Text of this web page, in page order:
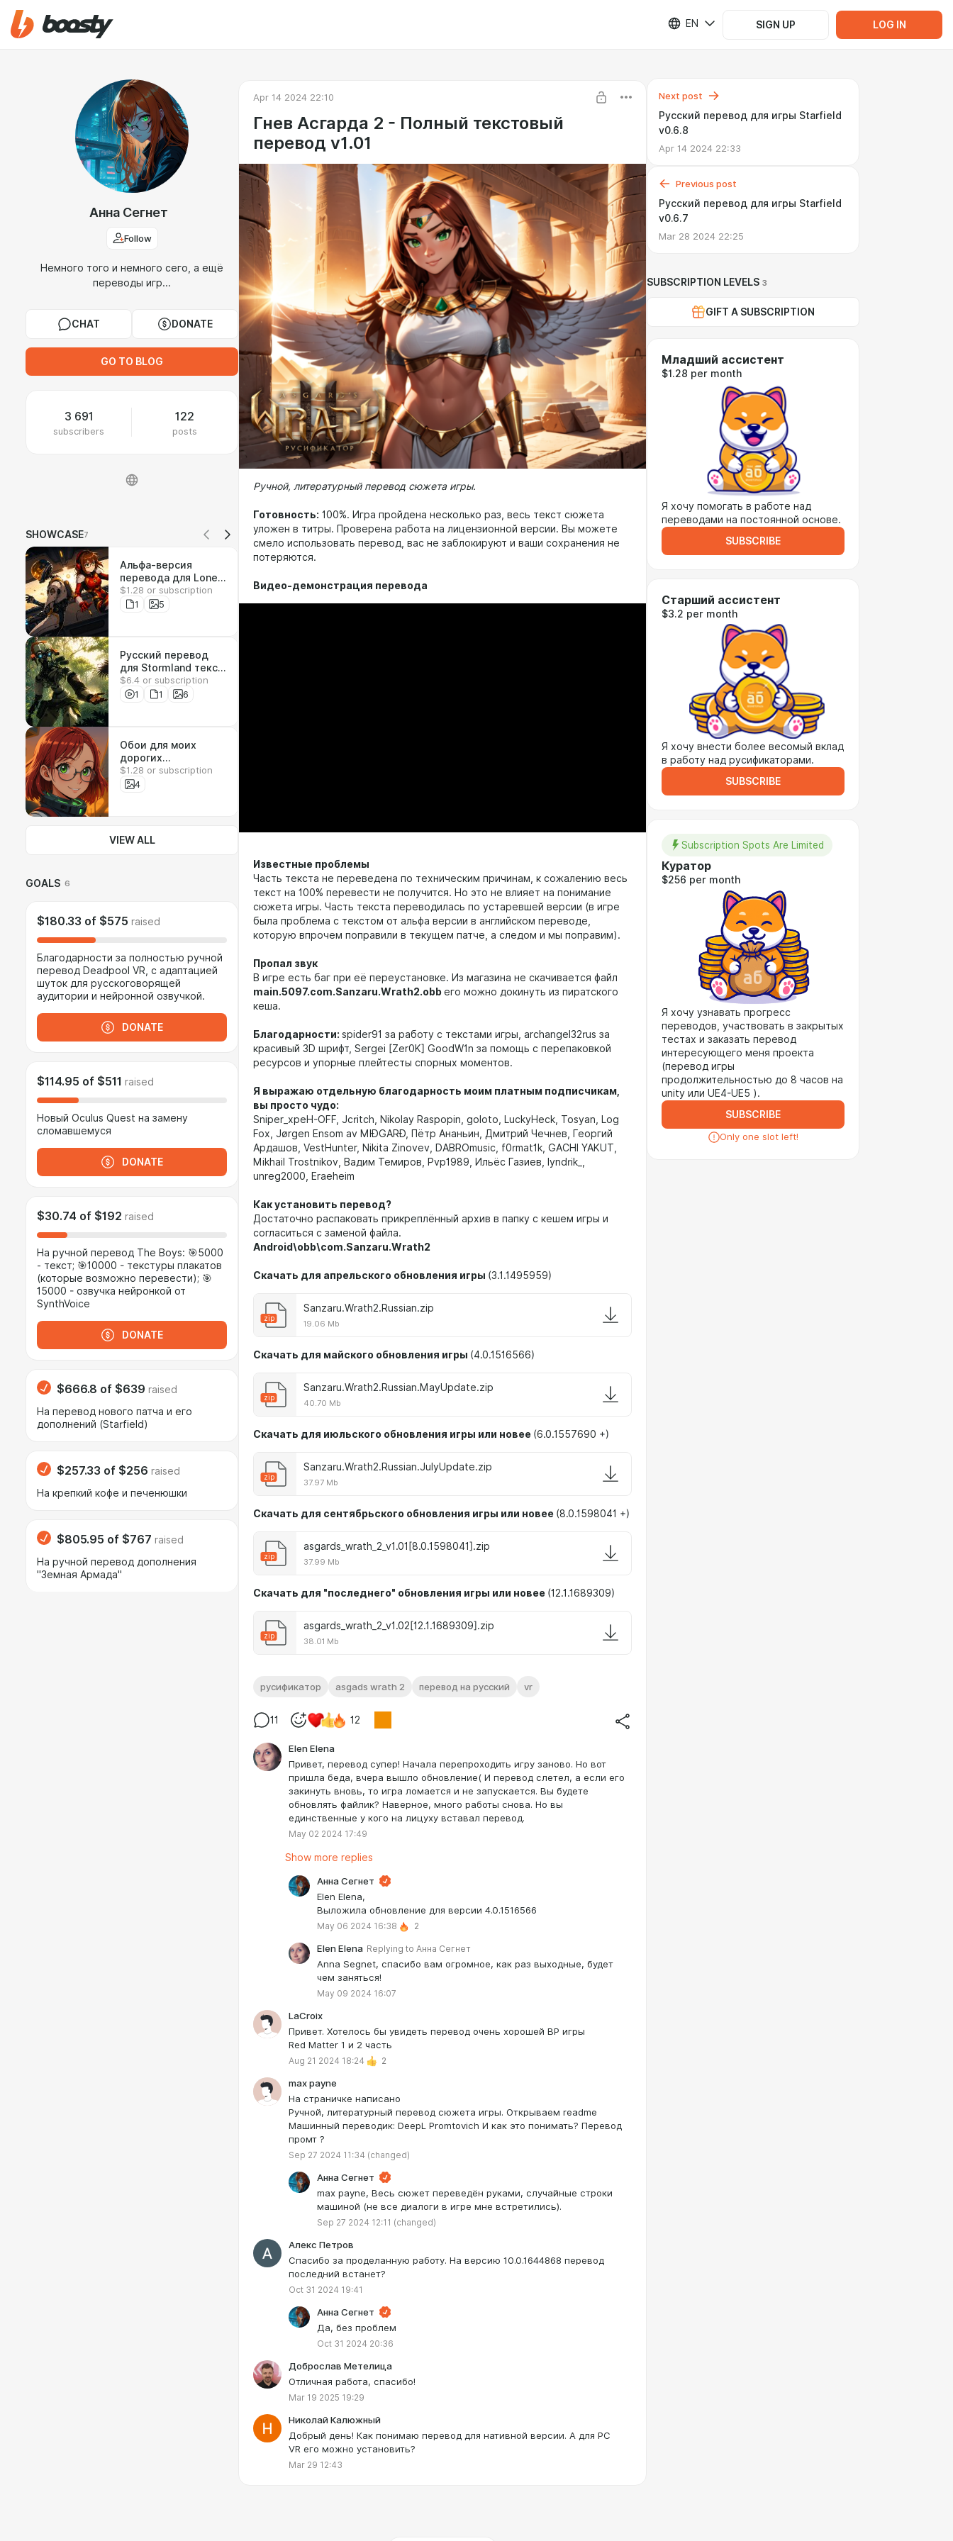
EN SIGN UP LOG IN
Анна Сегнет
Follow
Немного того и немного сего, а ещё
переводы игр...
CHAT DONATE
GO TO BLOG
3 691
subscribers
122
posts
SHOWCASE7
Альфа-версия
перевода для Lone
Echo
$1.28 or subscription
1
5
Русский перевод
для Stormland текст
+ озвучка
$6.4 or subscription
1
1 6
Обои для моих
дорогих
подписчиков
$1.28 or subscription
4
VIEW ALL
GOALS 6
$180.33 of $575 raised
Благодарности за полностью ручной
перевод Deadpool VR, с адаптацией
шуток для русскоговорящей
аудитории и нейронной озвучкой.
DONATE
$114.95 of $511 raised
Новый Oculus Quest на замену
сломавшемуся
DONATE
$30.74 of $192 raised
На ручной перевод The Boys: 🎯5000
- текст; 🎯10000 - текстуры плакатов
(которые возможно перевести); 🎯
15000 - озвучка нейронкой от
SynthVoice
DONATE
$666.8 of $639 raised
На перевод нового патча и его
дополнений (Starfield)
$257.33 of $256 raised
На крепкий кофе и печенюшки
$805.95 of $767 raised
На ручной перевод дополнения
"Земная Армада"
Apr 14 2024 22:10
Гнев Асгарда 2 - Полный текстовый
перевод v1.01
Ручной, литературный перевод сюжета игры.
Готовность: 100%. Игра пройдена несколько раз, весь текст сюжета
уложен в титры. Проверена работа на лицензионной версии. Вы можете
смело использовать перевод, вас не заблокируют и ваши сохранения не
потеряются.
Видео-демонстрация перевода
Известные проблемы
Часть текста не переведена по техническим причинам, к сожалению весь
текст на 100% перевести не получится. Но это не влияет на понимание
сюжета игры. Часть текста переводилась по устаревшей версии (в игре
была проблема с текстом от альфа версии в английском переводе,
которую впрочем поправили в текущем патче, а следом и мы поправим).
Пропал звук
В игре есть баг при её переустановке. Из магазина не скачивается файл
main.5097.com.Sanzaru.Wrath2.obbего можно докинуть из пиратского
кеша.
Благодарности: spider91 за работу с текстами игры, archangel32rus за
красивый 3D шрифт, Sergei [Zer0K] GoodW1n за помощь с перепаковкой
ресурсов и упорные плейтесты спорных моментов.
Я выражаю отдельную благодарность моим платным подписчикам,
вы просто чудо:
Sniper_xpeH-OFF, Jcritch, Nikolay Raspopin, goloto, LuckyHeck, Tosyan, Log
Fox, Jørgen Ensom av MIÐGARÐ, Пётр Ананьин, Дмитрий Чечнев, Георгий
Ардашов, VestHunter, Nikita Zinovev, DABROmusic, f0rmat1k, GACHI YAKUT,
Mikhail Trostnikov, Вадим Темиров, Pvp1989, Ильёс Газиев, lyndrik_,
unreg2000, Eraeheim
Как установить перевод?
Достаточно распаковать прикреплённый архив в папку с кешем игры и
согласиться с заменой файла.
Android\obb\com.Sanzaru.Wrath2
Скачать для апрельского обновления игры (3.1.1495959)
zip
Sanzaru.Wrath2.Russian.zip
19.06 Mb
Скачать для майского обновления игры (4.0.1516566)
zip
Sanzaru.Wrath2.Russian.MayUpdate.zip
40.70 Mb
Скачать для июльского обновления игры или новее (6.0.1557690 +)
zip
Sanzaru.Wrath2.Russian.JulyUpdate.zip
37.97 Mb
Скачать для сентябрьского обновления игры или новее (8.0.1598041 +)
zip
asgards_wrath_2_v1.01[8.0.1598041].zip
37.99 Mb
Скачать для "последнего" обновления игры или новее (12.1.1689309)
zip
asgards_wrath_2_v1.02[12.1.1689309].zip
38.01 Mb
русификатор asgads wrath 2 перевод на русский vr
11 12
Elen Elena
Привет, перевод супер! Начала перепроходить игру заново. Но вот
пришла беда, вчера вышло обновление( И перевод слетел, а если его
закинуть вновь, то игра ломается и не запускается. Вы будете
обновлять файлик? Наверное, много работы снова. Но вы
единственные у кого на лицуху вставал перевод.
May 02 2024 17:49
Show more replies
Анна Сегнет
Elen Elena,
Выложила обновление для версии 4.0.1516566
May 06 2024 16:38 2
Elen Elena Replying to Анна Сегнет
Anna Segnet, спасибо вам огромное, как раз выходные, будет
чем заняться!
May 09 2024 16:07
LaCroix
Привет. Хотелось бы увидеть перевод очень хорошей ВР игры
Red Matter 1 и 2 часть
Aug 21 2024 18:24 2
max payne
На страничке написано
Ручной, литературный перевод сюжета игры. Открываем readme
Машинный переводик: DeepL Promtovich И как это понимать? Перевод
промт ?
Sep 27 2024 11:34 (changed)
Анна Сегнет
max payne, Весь сюжет переведён руками, случайные строки
машиной (не все диалоги в игре мне встретились).
Sep 27 2024 12:11 (changed)
Алекс Петров
Спасибо за проделанную работу. На версию 10.0.1644868 перевод
последний встанет?
Oct 31 2024 19:41
Анна Сегнет
Да, без проблем
Oct 31 2024 20:36
Доброслав Метелица
Отличная работа, спасибо!
Mar 19 2025 19:29
Николай Калюжный
Добрый день! Как понимаю перевод для нативной версии. А для PC
VR его можно установить?
Mar 29 12:43
Next post
Русский перевод для игры Starfield
v0.6.8
Apr 14 2024 22:33
Previous post
Русский перевод для игры Starfield
v0.6.7
Mar 28 2024 22:25
SUBSCRIPTION LEVELS 3
GIFT A SUBSCRIPTION
Младший ассистент
$1.28 per month
Я хочу помогать в работе над
переводами на постоянной основе.
SUBSCRIBE
Старший ассистент
$3.2 per month
Я хочу внести более весомый вклад
в работу над русификаторами.
SUBSCRIBE
Subscription Spots Are Limited
Куратор
$256 per month
Я хочу узнавать прогресс
переводов, участвовать в закрытых
тестах и заказать перевод
интересующего меня проекта
(перевод игры
продолжительностью до 8 часов на
unity или UE4-UE5 ).
SUBSCRIBE
Only one slot left!